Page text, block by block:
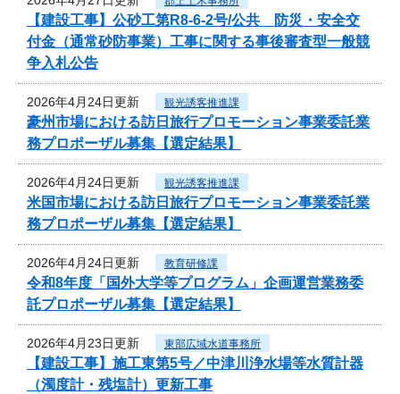
【建設工事】公砂工第R8-6-2号/公共 防災・安全交
付金（通常砂防事業）工事に関する事後審査型一般競
争入札公告
2026年4月24日更新 観光誘客推進課
豪州市場における訪日旅行プロモーション事業委託業
務プロポーザル募集【選定結果】
2026年4月24日更新 観光誘客推進課
米国市場における訪日旅行プロモーション事業委託業
務プロポーザル募集【選定結果】
2026年4月24日更新 教育研修課
令和8年度「国外大学等プログラム」企画運営業務委
託プロポーザル募集【選定結果】
2026年4月23日更新 東部広域水道事務所
【建設工事】施工東第5号／中津川浄水場等水質計器
（濁度計・残塩計）更新工事